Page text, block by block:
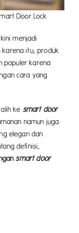
Door Lock
menjadi
itu, produk
populer karena
cara yang
ke smart door
namun juga
elegan dan
definisi,
smart door